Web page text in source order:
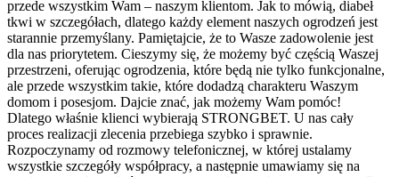
przede wszystkim Wam – naszym klientom. Jak to mówią, diabeł
tkwi w szczegółach, dlatego każdy element naszych ogrodzeń jest
starannie przemyślany. Pamiętajcie, że to Wasze zadowolenie jest
dla nas priorytetem. Cieszymy się, że możemy być częścią Waszej
przestrzeni, oferując ogrodzenia, które będą nie tylko funkcjonalne,
ale przede wszystkim takie, które dodadzą charakteru Waszym
domom i posesjom. Dajcie znać, jak możemy Wam pomóc!
Dlatego właśnie klienci wybierają STRONGBET. U nas cały
proces realizacji zlecenia przebiega szybko i sprawnie.
Rozpoczynamy od rozmowy telefonicznej, w której ustalamy
wszystkie szczegóły współpracy, a następnie umawiamy się na